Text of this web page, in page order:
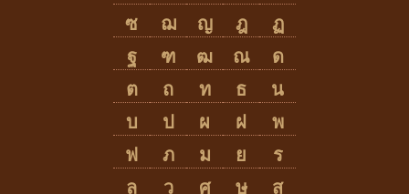
ซ
ฌ ญ ฎ
ฏ
ฐ
ฑ ฒ ณ
ด
ต
ถ ท ธ
น
บ
ป ผ ฝ
พ
ฟ
ภ ม ย
ร
ล
ว ศ ษ ส